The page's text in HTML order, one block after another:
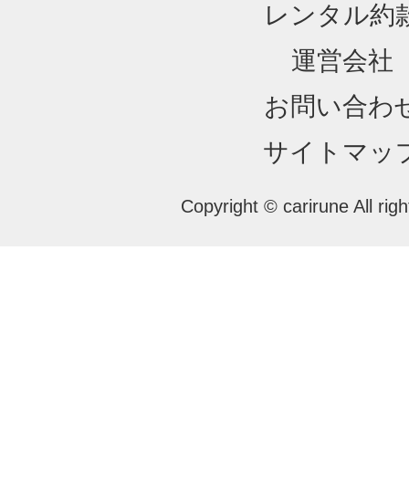
レンタル約
運営会社
お問い合わ
サイトマッ
Copyright © carirune All